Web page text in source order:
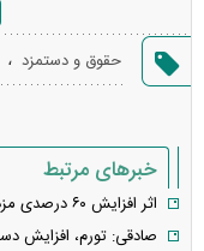
حقوق و دستمزد ،
خبرهای مرتبط
اثر افزایش ۶۰ درصدی مزد کارگران در ۴۵ روز خنثی شد